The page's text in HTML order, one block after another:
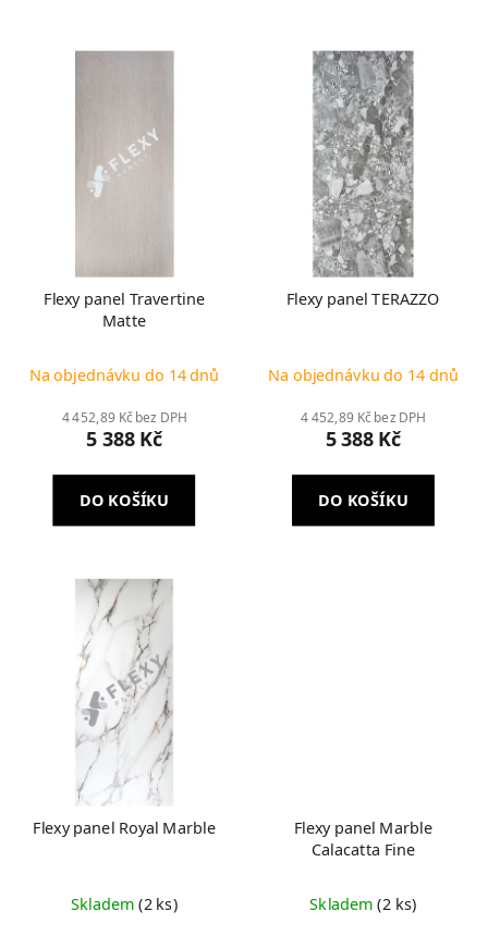
Flexy panel Travertine
Matte
Na objednávku do 14 dnů
4 452,89 Kč bez DPH
5 388 Kč
DO KOŠÍKU
Flexy panel TERAZZO
Na objednávku do 14 dnů
4 452,89 Kč bez DPH
5 388 Kč
DO KOŠÍKU
Flexy panel Royal Marble
Skladem(2 ks)
Flexy panel Marble
Calacatta Fine
Skladem(2 ks)